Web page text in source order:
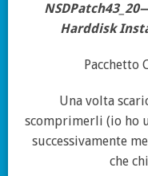
Harddisk
Pacchetto
Una volta
scomprimerli (io ho
successivamente
che